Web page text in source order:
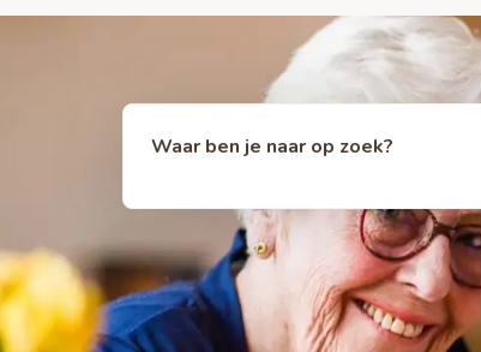
Waar ben je naar op zoek?